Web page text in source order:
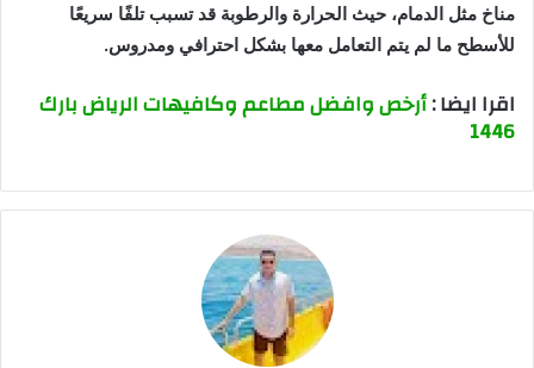
مناخ مثل الدمام، حيث الحرارة والرطوبة قد تسبب تلفًا سريعًا
للأسطح ما لم يتم التعامل معها بشكل احترافي ومدروس.
اقرا ايضا :أرخص وافضل مطاعم وكافيهات الرياض بارك
1446